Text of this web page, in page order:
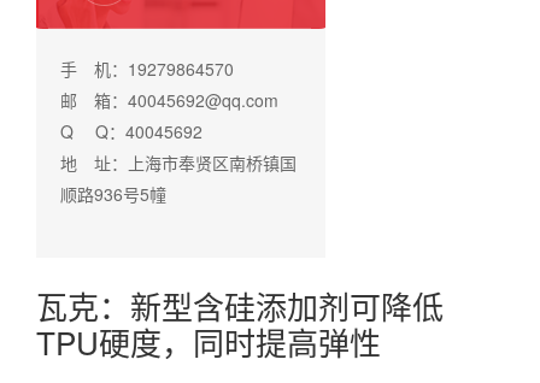
手 机：19279864570
邮 箱：40045692@qq.com
Q Q：40045692
地 址：上海市奉贤区南桥镇国
顺路936号5幢
瓦克：新型含硅添加剂可降低
TPU硬度，同时提高弹性